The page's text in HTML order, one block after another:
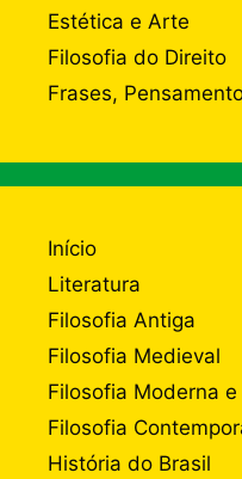
Estética e Arte
Filosofia do Direito
Frases,
Início
Literatura
Filosofia Antiga
Filosofia Medieval
Filosofia Moderna
Filosofia
História do Brasil